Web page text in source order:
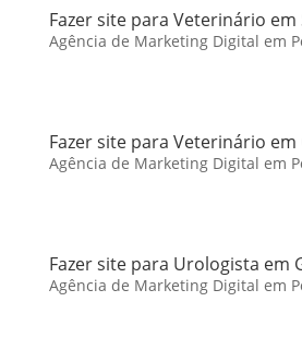
Fazer site para Veterinário em
Agência de Marketing Digital em
Fazer site para Veterinário em
Agência de Marketing Digital em
Fazer site para Urologista em
Agência de Marketing Digital em